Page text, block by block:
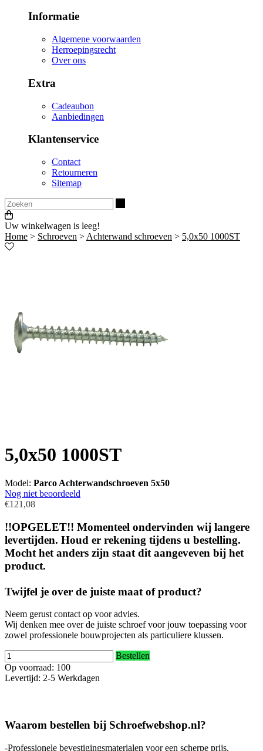
Informatie
Algemene voorwaarden
Herroepingsrecht
Over ons
Extra
Cadeaubon
Aanbiedingen
Klantenservice
Contact
Retourneren
Sitemap
Uw winkelwagen is leeg!
Home > Schroeven > Achterwand schroeven > 5,0x50 1000ST
5,0x50 1000ST
Model: Parco Achterwandschroeven 5x50
Nog niet beoordeeld
€121,08
!!OPGELET!! Momenteel ondervinden wij langere
levertijden. Houd er rekening tijdens u bestelling.
Mocht het anders zijn staat dit aangeveven bij het
product.
Twijfel je over de juiste maat of product?
Neem gerust contact op voor advies.
Wij denken mee over de juiste schroef voor jouw toepassing voor
zowel professionele bouwprojecten als particuliere klussen.
Bestellen
Op voorraad: 100
Levertijd: 2-5 Werkdagen
Waarom bestellen bij Schroefwebshop.nl?
-Professionele bevestigingsmaterialen voor een scherpe prijs.